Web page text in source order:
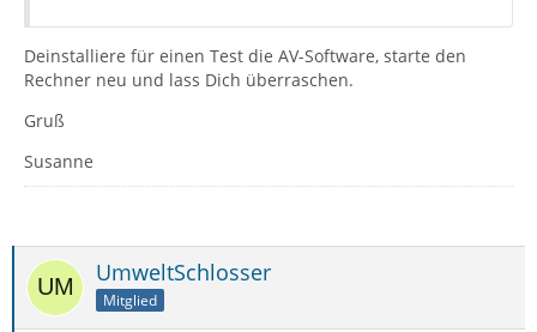
Deinstalliere für einen Test die AV-Software, starte den
Rechner neu und lass Dich überraschen.
Gruß
Susanne
UmweltSchlosser
Mitglied